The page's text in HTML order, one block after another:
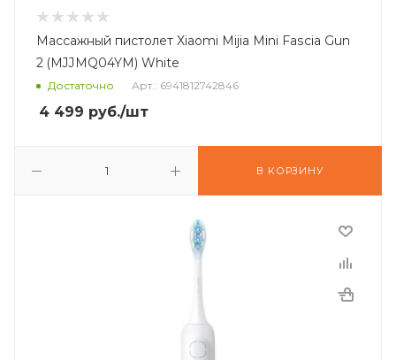
Массажный пистолет Xiaomi Mijia Mini Fascia Gun
2 (MJJMQ04YM) White
Достаточно Арт.: 6941812742846
4 499 руб./шт
В КОРЗИНУ